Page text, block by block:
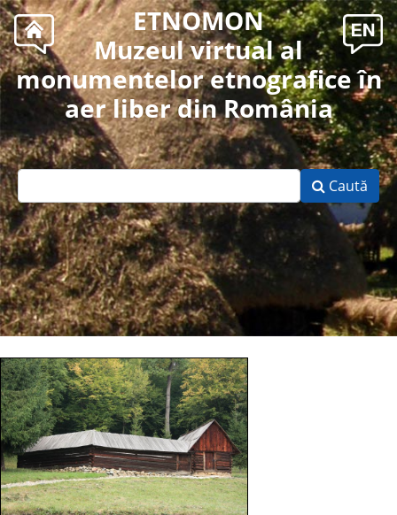
ETNOMON
Muzeul virtual al
monumentelor etnografice în
aer liber din România
Caută